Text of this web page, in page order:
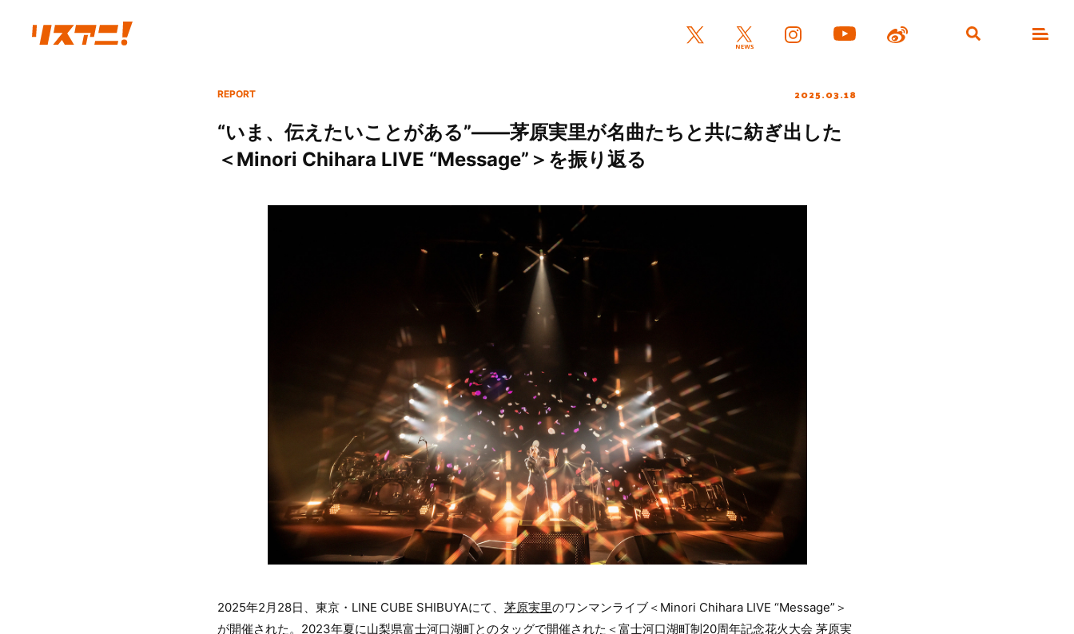
REPORT 2025.03.18
“いま、伝えたいことがある”――茅原実里が名曲たちと共に紡ぎ出した
＜Minori Chihara LIVE “Message”＞を振り返る
2025年2月28日、東京・LINE CUBE SHIBUYAにて、 茅原実里のワンマンライブ＜Minori Chihara LIVE “Message”＞
が開催された。2023年夏に山梨県富士河口湖町とのタッグで開催された＜富士河口湖町制20周年記念花火大会 茅原実